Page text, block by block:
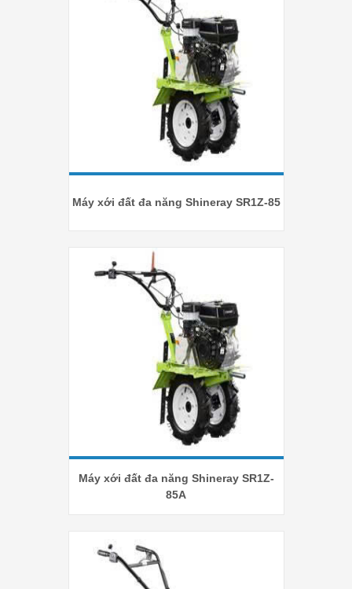
Máy xới đất đa năng Shineray SR1Z-85
Máy xới đất đa năng Shineray SR1Z-
85A